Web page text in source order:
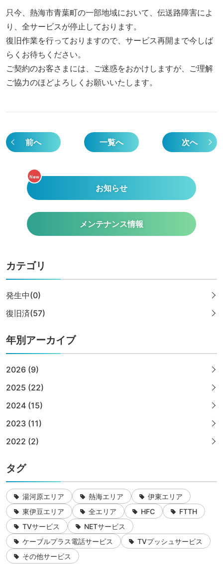
只今、熱海市青葉町の一部地域において、伝送路障害によ
り、全サービスが停止しております。
復旧作業を行っておりますので、サービス再開まで今しば
らくお待ちください。
ご契約のお客さまには、ご迷惑をおかけしますが、ご理解
ご協力のほどよろしくお願いいたします。
前へ 一覧へ 次へ
お知らせ
New
メンテナンス情報
カテゴリ
発生中(0)
復旧済(57)
年別アーカイブ
2026 (9)
2025 (22)
2024 (15)
2023 (11)
2022 (2)
タグ
湯河原エリア 熱海エリア
伊東エリア
東伊豆エリア
全エリア HFC
FTTH
TVサービス
NETサービス
ケーブルプラス電話サービス
TVプッシュサービス
その他サービス